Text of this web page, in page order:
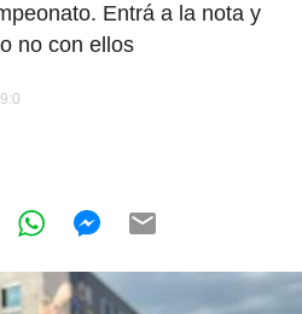
Entrá a la nota y
no con ellos